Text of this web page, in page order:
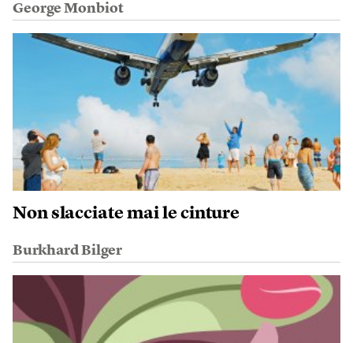
George Monbiot
Non slacciate mai le cinture
Burkhard Bilger